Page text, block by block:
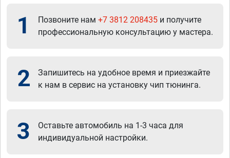
1 Позвоните нам +7 3812 208435 и получите
профессиональную консультацию у мастера.
2
Запишитесь на удобное время и приезжайте
к нам в сервис на установку чип тюнинга.
3
Оставьте автомобиль на 1-3 часа для
индивидуальной настройки.